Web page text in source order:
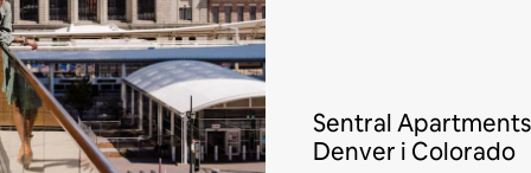
Sentral Apartments
Denver i Colorado